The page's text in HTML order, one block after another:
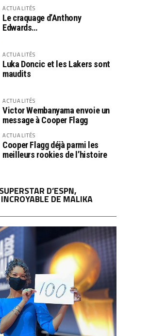
ACTUALITÉS
Le craquage d’Anthony
Edwards…
ACTUALITÉS
Luka Doncic et les Lakers sont
maudits
ACTUALITÉS
Victor Wembanyama envoie un
message à Cooper Flagg
ACTUALITÉS
Cooper Flagg déjà parmi les
meilleurs rookies de l’histoire
D’ESPN,
DE MALIKA